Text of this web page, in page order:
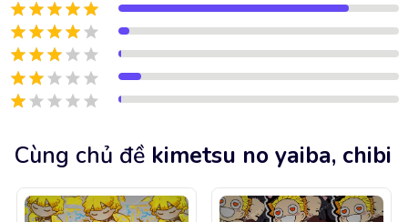
Cùng chủ đề kimetsu no yaiba, chibi